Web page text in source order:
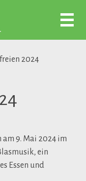
2024
am 9. Mai 2024 im
ein
Essen und